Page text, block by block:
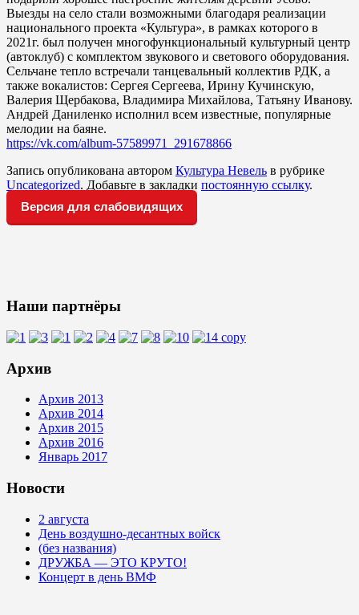
Выезды на село стали возможными благодаря реализации
национального проекта «Культура», в рамках которого в
2021г. был получен многофункциональный культурный центр
(автоклуб) с комплектом звукового и светового оборудования.
Сельчане тепло встречали танцевальный коллектив РДК, а
также вокалистов: Сергея Сергеева, Ирину Кучинскую,
Валерия Щербакова, Владимира Михайлова, Татьяну Иванову.
Андрей Даниленко исполнил всем известные, популярные
мелодии на баяне.
https://vk.com/album-57589971_291678866
Запись опубликована автором Культура Невель в рубрике
Uncategorized. Добавьте в закладки постоянную ссылку.
Версия для слабовидящих
Наши партнёры
Архив
Архив 2013
Архив 2014
Архив 2015
Архив 2016
Январь 2017
Новости
2 августа
День воздушно-десантных войск
(без названия)
ДРУЖБА — ЭТО КРУТО!
Концерт в день ВМФ